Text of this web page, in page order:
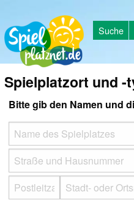
Suche
Spielplatzort und -
Bitte gib den Namen und